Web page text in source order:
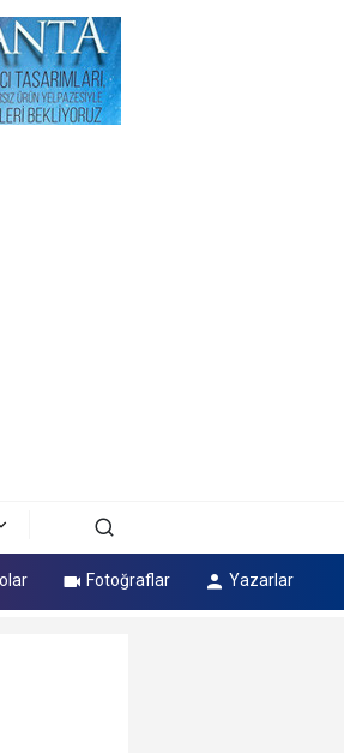
Fotoğraflar Yazarlar